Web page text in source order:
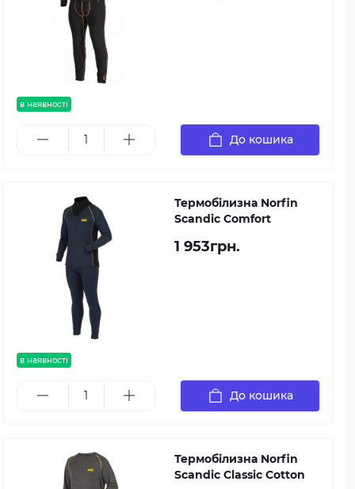
в наявності
До кошика
в наявності
Термобілизна Norfin
Scandic Comfort
1 953грн.
До кошика
Термобілизна Norfin
Scandic Classic Cotton